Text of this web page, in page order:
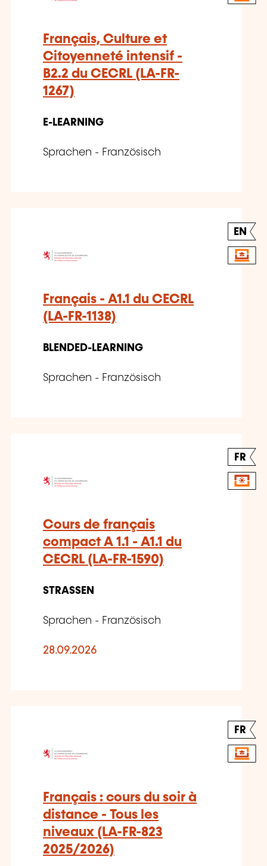
Français, Culture et
Citoyenneté intensif -
B2.2 du CECRL (LA-FR-
1267)
E-LEARNING
Sprachen - Französisch
EN
Français - A1.1 du CECRL
(LA-FR-1138)
BLENDED-LEARNING
Sprachen - Französisch
FR
Cours de français
compact A 1.1 - A1.1 du
CECRL (LA-FR-1590)
STRASSEN
Sprachen - Französisch
28.09.2026
FR
Français : cours du soir à
distance - Tous les
niveaux (LA-FR-823
2025/2026)